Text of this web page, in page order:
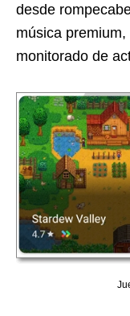
desde
música
monitorado de